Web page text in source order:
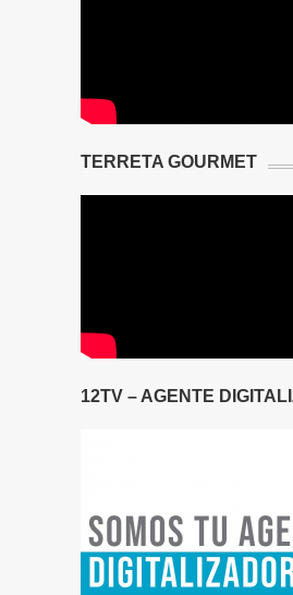
TERRETA GOURMET
12TV – AGENTE